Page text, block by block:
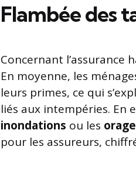
Flambée des
Concernant
En moyenne, les
leurs primes, ce qui
liés aux intempéries. En
inondations ou les
pour les assureurs,